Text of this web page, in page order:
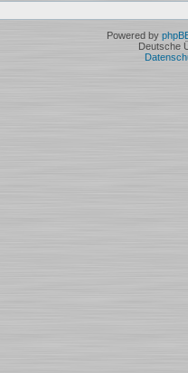
Powered by
Deutsche